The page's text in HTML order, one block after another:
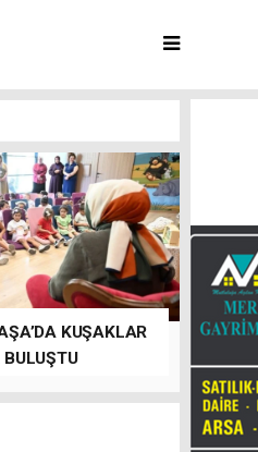
KUŞAKLAR